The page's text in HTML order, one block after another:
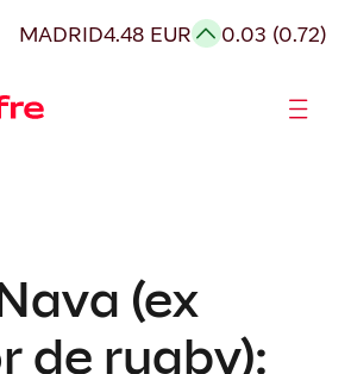
MADRID4.48 EUR 0.03 (0.72)
(ex
de rugby):